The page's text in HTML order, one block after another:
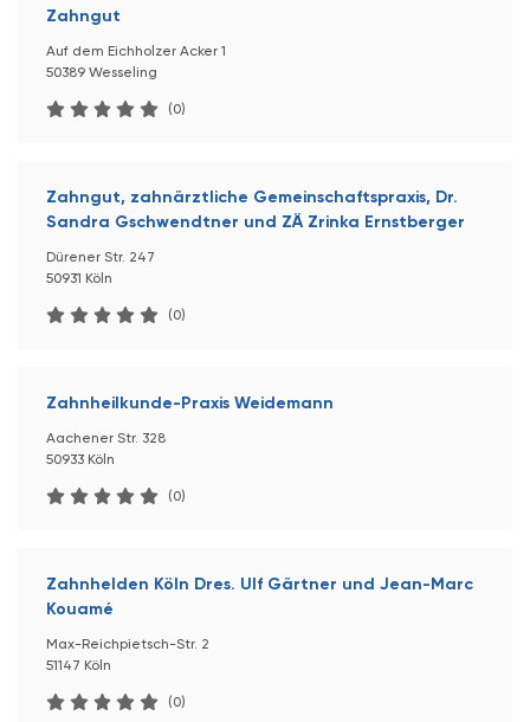
Zahngut
Auf dem Eichholzer Acker 1
50389 Wesseling
(0)
Zahngut, zahnärztliche Gemeinschaftspraxis, Dr.
Sandra Gschwendtner und ZÄ Zrinka Ernstberger
Dürener Str. 247
50931 Köln
(0)
Zahnheilkunde-Praxis Weidemann
Aachener Str. 328
50933 Köln
(0)
Zahnhelden Köln Dres. Ulf Gärtner und Jean-Marc
Kouamé
Max-Reichpietsch-Str. 2
51147 Köln
(0)